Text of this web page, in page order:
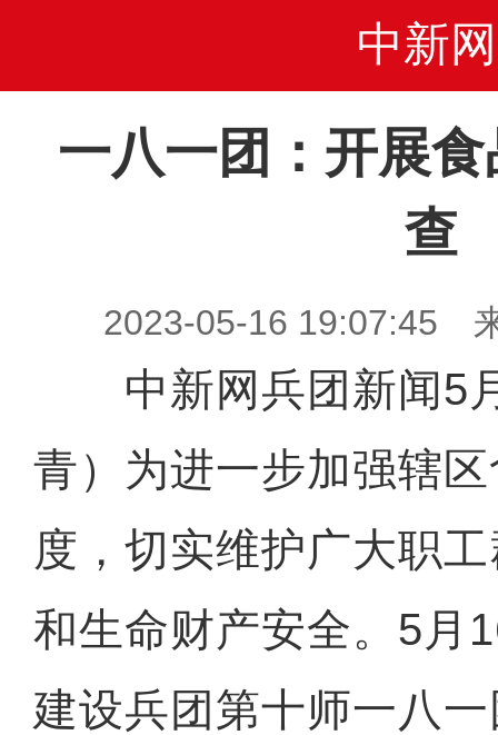
中新网
一八一团：开展
查
2023-05-16 19:07:45
中新网兵团新闻5
青）为进一步加强辖
度，切实维护广大职
和生命财产安全。5月
建设兵团第十师一八